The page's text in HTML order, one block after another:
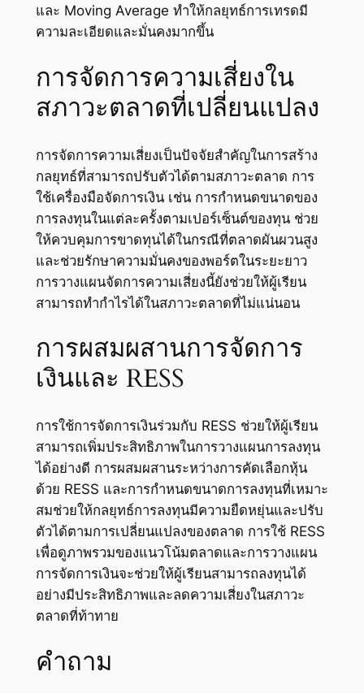
และ Moving Average ทำให้กลยุทธ์การเทรดมี
ความละเอียดและมั่นคงมากขึ้น
การจัดการความเสี่ยงใน
สภาวะตลาดที่เปลี่ยนแปลง
การจัดการความเสี่ยงเป็นปัจจัยสำคัญในการสร้าง
กลยุทธ์ที่สามารถปรับตัวได้ตามสภาวะตลาด การ
ใช้เครื่องมือจัดการเงิน เช่น การกำหนดขนาดของ
การลงทุนในแต่ละครั้งตามเปอร์เซ็นต์ของทุน ช่วย
ให้ควบคุมการขาดทุนได้ในกรณีที่ตลาดผันผวนสูง
และช่วยรักษาความมั่นคงของพอร์ตในระยะยาว
การวางแผนจัดการความเสี่ยงนี้ยังช่วยให้ผู้เรียน
สามารถทำกำไรได้ในสภาวะตลาดที่ไม่แน่นอน
การผสมผสานการจัดการ
เงินและ RESS
การใช้การจัดการเงินร่วมกับ RESS ช่วยให้ผู้เรียน
สามารถเพิ่มประสิทธิภาพในการวางแผนการลงทุน
ได้อย่างดี การผสมผสานระหว่างการคัดเลือกหุ้น
ด้วย RESS และการกำหนดขนาดการลงทุนที่เหมาะ
สมช่วยให้กลยุทธ์การลงทุนมีความยืดหยุ่นและปรับ
ตัวได้ตามการเปลี่ยนแปลงของตลาด การใช้ RESS
เพื่อดูภาพรวมของแนวโน้มตลาดและการวางแผน
การจัดการเงินจะช่วยให้ผู้เรียนสามารถลงทุนได้
อย่างมีประสิทธิภาพและลดความเสี่ยงในสภาวะ
ตลาดที่ท้าทาย
คำถาม